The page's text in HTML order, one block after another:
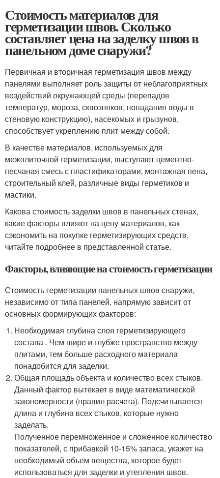
Стоимость материалов для
герметизации швов. Сколько
составляет цена на заделку швов в
панельном доме снаружи?
Первичная и вторичная герметизация швов между
панелями выполняет роль защиты от неблагоприятных
воздействий окружающей среды (перепадов
температур, мороза, сквозняков, попадания воды в
стеновую конструкцию), насекомых и грызунов,
способствует укреплению плит между собой.
В качестве материалов, используемых для
межплиточной герметизации, выступают цементно-
песчаная смесь с пластификаторами, монтажная пена,
строительный клей, различные виды герметиков и
мастики.
Какова стоимость заделки швов в панельных стенах,
какие факторы влияют на цену материалов, как
сэкономить на покупке герметизирующих средств,
читайте подробнее в представленной статье.
Факторы, влияющие на стоимость герметизации
Стоимость герметизации панельных швов снаружи,
независимо от типа панелей, напрямую зависит от
основных формирующих факторов:
Необходимая глубина слоя герметизирующего
состава . Чем шире и глубже пространство между
плитами, тем больше расходного материала
понадобится для заделки.
Общая площадь объекта и количество всех стыков.
Данный фактор вытекает в виде математической
закономерности (правил расчета). Подсчитывается
длина и глубина всех стыков, которые нужно
заделать.
Полученное перемноженное и сложенное количество
показателей, с прибавкой 10-15% запаса, укажет на
необходимый объем вещества, которое будет
использоваться для заделки и утепления швов.